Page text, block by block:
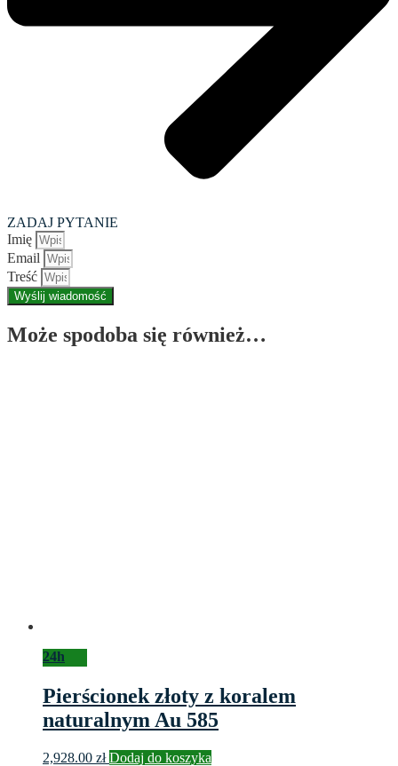
ZADAJ PYTANIE
Imię
Email
Treść
Wyślij wiadomość
Może spodoba się również…
24h
Pierścionek złoty z koralem
naturalnym Au 585
2,928.00 zł Dodaj do koszyka